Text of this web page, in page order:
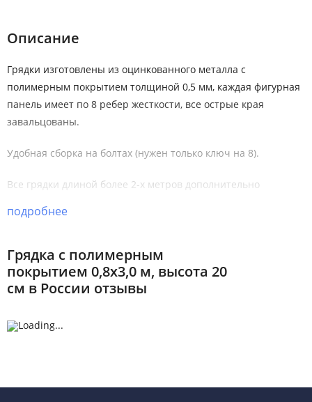
Описание
Грядки изготовлены из оцинкованного металла с
полимерным покрытием толщиной 0,5 мм, каждая фигурная
панель имеет по 8 ребер жесткости, все острые края
завальцованы.
Удобная сборка на болтах (нужен только ключ на 8).
Все грядки длиной более 2-х метров дополнительно
возможно изготовление грядок любой ширины до 2 метров.
Стандартная длина грядок: 2,0; 3,0; 4,0; 5,0; 6,0 метров и
изготовление грядок любой длины.
подробнее
Грядка с полимерным
покрытием 0,8х3,0 м, высота 20
см в России отзывы